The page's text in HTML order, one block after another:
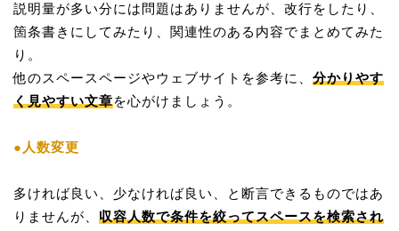
説明量が多い分には問題はありませんが、改行をしたり、
箇条書きにしてみたり、関連性のある内容でまとめてみた
り。
他のスペースページやウェブサイトを参考に、 分かりやす
く見やすい文章を心がけましょう。
●人数変更
多ければ良い、少なければ良い、と断言できるものではあ
りませんが、 収容人数で条件を絞ってスペースを検索され